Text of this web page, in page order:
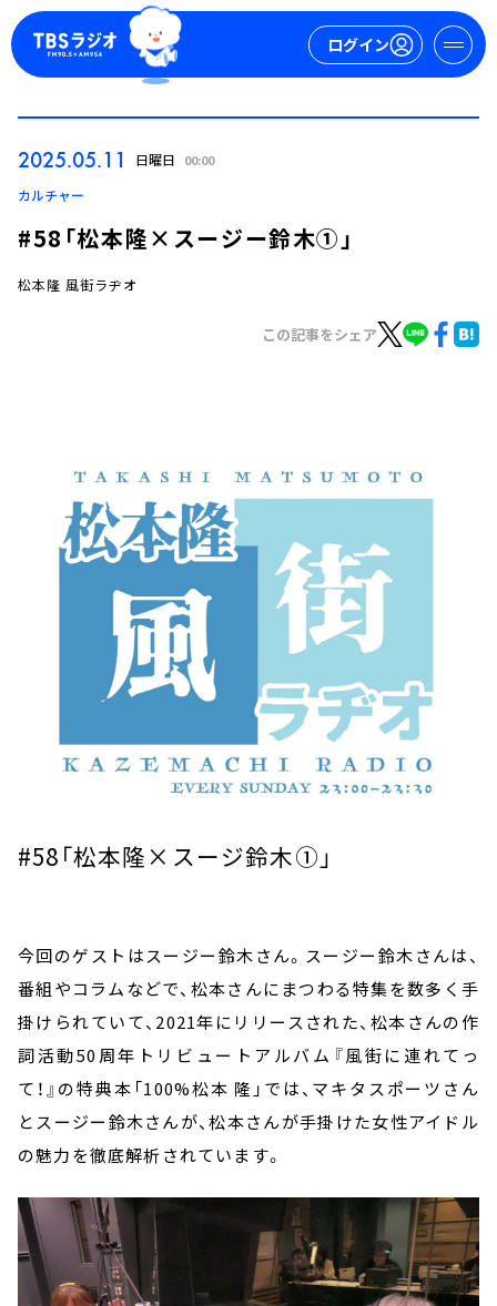
ログイン
TBS Podcast
お知らせ
イベント・グッズ
YouTube
会社情報
2025.05.11 日曜日 00:00
カルチャー
#58「松本隆×スージー鈴木①」
松本隆 風街ラヂオ
この記事をシェア
#58 「松本隆×スージ鈴木①」
今回のゲストはスージー鈴木さん。スージー鈴木さんは、
番組やコラムなどで、松本さんにまつわる特集を数多く手
掛けられていて、 2021年にリリースされた、松本さんの作
詞活動50 周年トリビュートアルバム『風街に連れてっ
て！』の特典本「100%松本 隆」では、マキタスポーツさん
とスージー鈴木さんが、松本さんが手掛けた女性アイドル
の魅力を徹底解析されています。